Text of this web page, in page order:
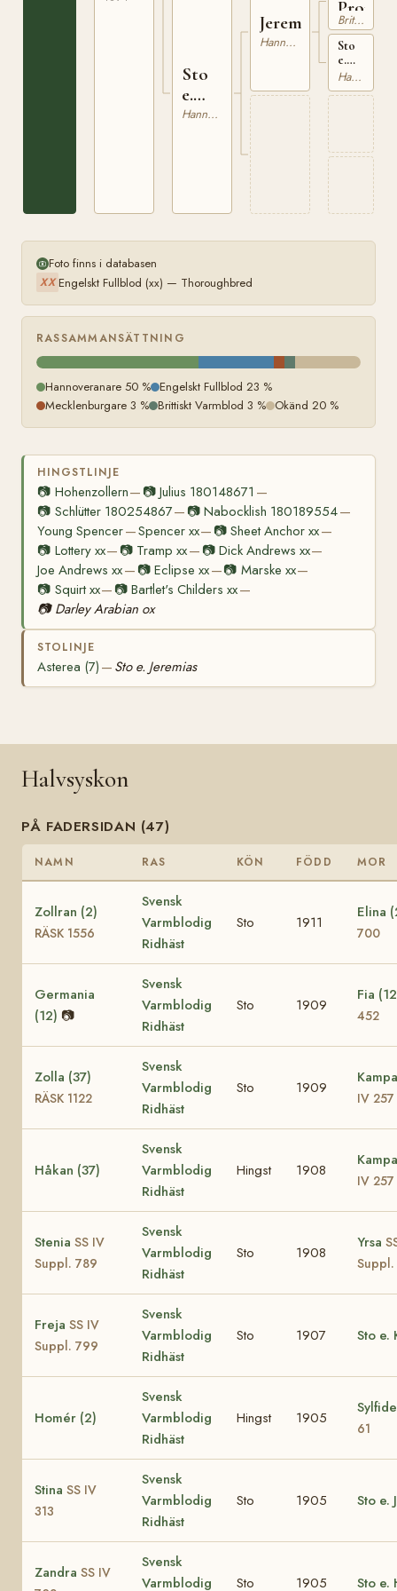
Sto
e.
Jeremias
Hannoveranare
Jeremias
Hannoveranare
Brittiskt Varmblod
Sto
e.
Young
Hannoveranare
Foto finns i databasen
XX Engelskt Fullblod (xx) — Thoroughbred
RASSAMMANSÄTTNING
Hannoveranare 50 % Engelskt Fullblod 23 %
Mecklenburgare 3 % Brittiskt Varmblod 3 % Okänd 20 %
HINGSTLINJE
📷 Hohenzollern— 📷Julius 180148671 —
📷 Schlütter 180254867— 📷Nabocklish 180189554—
Young Spencer—Spencer xx— 📷Sheet Anchor xx—
📷 Lottery xx— 📷 Tramp xx— 📷 Dick Andrews xx—
Joe Andrews xx— 📷Eclipse xx—📷 Marske xx—
📷 Squirt xx— 📷Bartlet's Childers xx—
📷 Darley Arabian ox
STOLINJE
Asterea (7) — Sto e. Jeremias
Halvsyskon
PÅ FADERSIDAN (47)
NAMN RAS KÖN FÖDD MOR
Zollran (2)
RÄSK 1556
Svensk
Varmblodig
Ridhäst
Sto 1911
Elina
700
Germania
(12) 📷
Svensk
Varmblodig
Ridhäst
Sto 1909
Fia
452
Zolla (37)
RÄSK 1122
Svensk
Varmblodig
Ridhäst
Sto 1909
IV 257
Håkan (37)
Svensk
Varmblodig
Ridhäst
Hingst 1908
IV 257
Stenia SS IV
Suppl. 789
Svensk
Varmblodig
Ridhäst
Sto 1908
Yrsa
Freja SS IV
Suppl. 799
Svensk
Varmblodig
Ridhäst
Sto 1907 Sto e.
Homér (2)
Svensk
Varmblodig
Ridhäst
Hingst 1905
61
Stina SS IV
313
Svensk
Varmblodig
Ridhäst
Sto 1905 Sto e.
Zandra SS IV
Svensk
Varmblodig
Sto 1905 Sto e.